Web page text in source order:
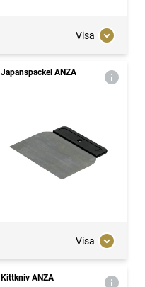
Visa
Japanspackel ANZA
Visa
Kittkniv ANZA